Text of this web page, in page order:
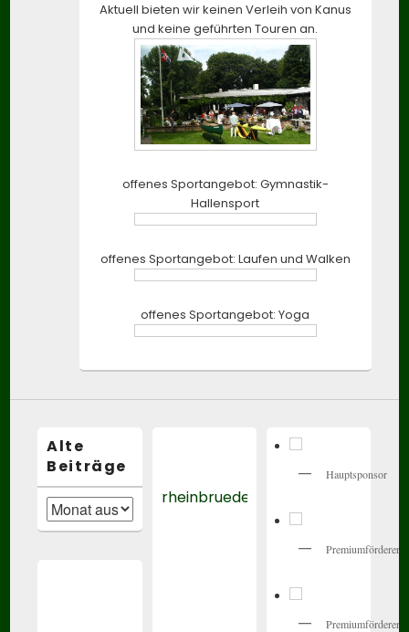
Aktuell bieten wir keinen Verleih von Kanus
und keine geführten Touren an.
offenes Sportangebot: Gymnastik-
Hallensport
offenes Sportangebot: Laufen und Walken
offenes Sportangebot: Yoga
Alte
Beiträge
Alte
Beiträge
rheinbrueder_karlsruhe
Hauptsponsor
Premiumförderer
Premiumförderer